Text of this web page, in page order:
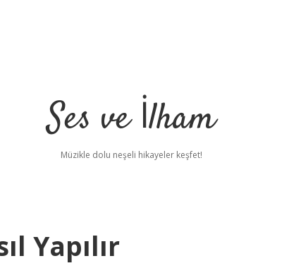
Ses ve İlham
Müzikle dolu neşeli hikayeler keşfet!
Yapılır